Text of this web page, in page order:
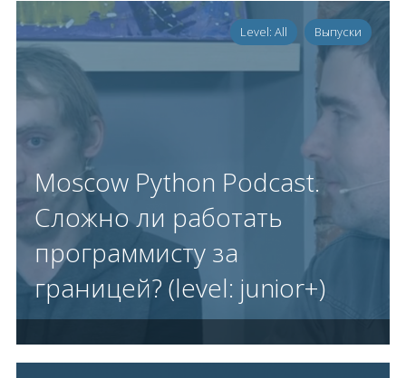
Level: All Выпуски
Moscow Python Podcast.
Сложно ли работать
программисту за
границей? (level: junior+)